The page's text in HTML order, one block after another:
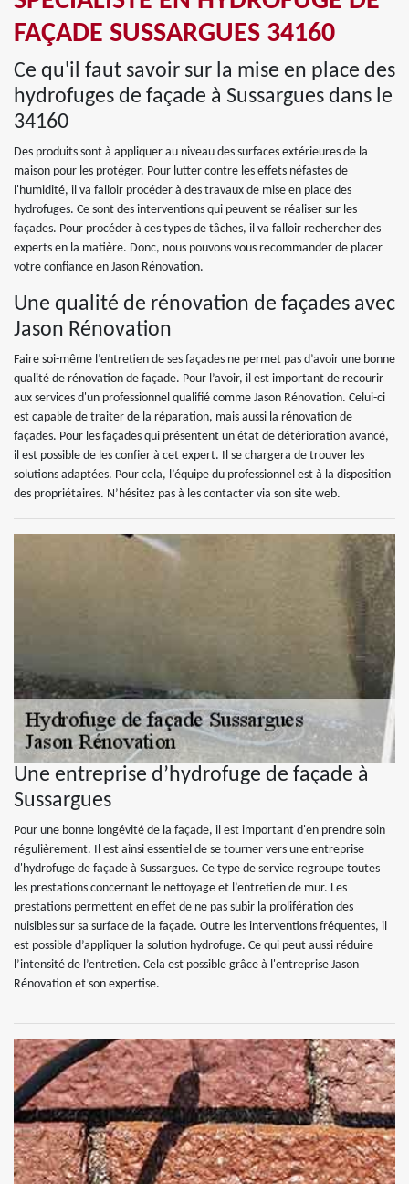
FAÇADE SUSSARGUES 34160
Ce qu'il faut savoir sur la mise en place des
hydrofuges de façade à Sussargues dans le
34160
Des produits sont à appliquer au niveau des surfaces extérieures de la
maison pour les protéger. Pour lutter contre les effets néfastes de
l'humidité, il va falloir procéder à des travaux de mise en place des
hydrofuges. Ce sont des interventions qui peuvent se réaliser sur les
façades. Pour procéder à ces types de tâches, il va falloir rechercher des
experts en la matière. Donc, nous pouvons vous recommander de placer
votre confiance en Jason Rénovation.
Une qualité de rénovation de façades avec
Jason Rénovation
Faire soi-même l’entretien de ses façades ne permet pas d’avoir une bonne
qualité de rénovation de façade. Pour l’avoir, il est important de recourir
aux services d'un professionnel qualifié comme Jason Rénovation. Celui-ci
est capable de traiter de la réparation, mais aussi la rénovation de
façades. Pour les façades qui présentent un état de détérioration avancé,
il est possible de les confier à cet expert. Il se chargera de trouver les
solutions adaptées. Pour cela, l’équipe du professionnel est à la disposition
des propriétaires. N’hésitez pas à les contacter via son site web.
Une entreprise d’hydrofuge de façade à
Sussargues
Pour une bonne longévité de la façade, il est important d'en prendre soin
régulièrement. Il est ainsi essentiel de se tourner vers une entreprise
d'hydrofuge de façade à Sussargues. Ce type de service regroupe toutes
les prestations concernant le nettoyage et l’entretien de mur. Les
prestations permettent en effet de ne pas subir la prolifération des
nuisibles sur sa surface de la façade. Outre les interventions fréquentes, il
est possible d’appliquer la solution hydrofuge. Ce qui peut aussi réduire
l’intensité de l’entretien. Cela est possible grâce à l'entreprise Jason
Rénovation et son expertise.